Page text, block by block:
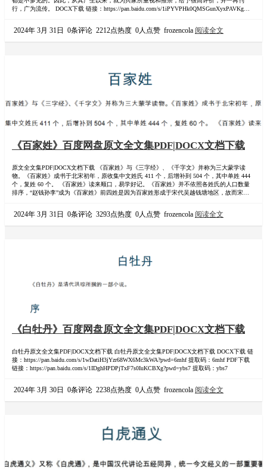
行，广为流传。 DOCX下载 链接：https://pan.baidu.com/s/1iPYVPHk0QMSGunXyxPAVKg?
2024年 3月 31日 0条评论 2212点热度 0人点赞 frozencola 阅读全文
《百家姓》百度网盘原文全文集PDF|DOCX文档下载
原文全文集PDF|DOCX文档下载 《百家姓》与《三字经》、《千字文》并称为三大蒙学读
物。《百家姓》成书于北宋初年，原收集中文姓氏 411 个，后增补到 504 个，其中单姓 444
个，复姓 60 个。 《百家姓》读来顺口，易学好记。《百家姓》并不依照各姓氏的人口数量
排序，“赵钱孙李”成为《百家姓》前四姓是因为百家姓形成于宋代吴越钱塘地区，故而宋朝皇
2024年 3月 31日 0条评论 3293点热度 0人点赞 frozencola 阅读全文
《白牡丹》百度网盘原文全文集PDF|DOCX文档下载
白牡丹原文全文集PDF|DOCX文档下载 白牡丹原文全文集PDF|DOCX文档下载 DOCX下载 链
接：https://pan.baidu.com/s/1wDatiH3jYzr68WX6Mc3kWA?pwd=6mhf 提取码：6mhf PDF下载
链接：https://pan.baidu.com/s/1IDghHPDPjTxF7s0IuKCBXg?pwd=ybs7 提取码：ybs7
2024年 3月 30日 0条评论 2238点热度 0人点赞 frozencola 阅读全文